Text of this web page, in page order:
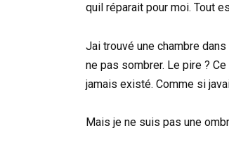
quil réparait pour moi. Tout
Jai trouvé une chambre
ne pas sombrer. Le pire ?
jamais existé. Comme si
Mais je ne suis pas une